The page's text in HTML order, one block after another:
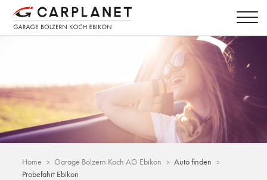
Home Garage Bolzern Koch AG Ebikon
Auto finden
Probefahrt Ebikon